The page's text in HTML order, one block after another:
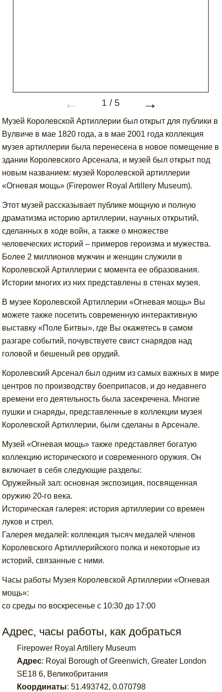
← 1 / 5 →
Музей Королевской Артиллерии был открыт для публики в
Вулвиче в мае 1820 года, а в мае 2001 года коллекция
музея артиллерии была перенесена в новое помещение в
здании Королевского Арсенала, и музей был открыт под
новым названием: музей Королевской артиллерии
«Огневая мощь» (Firepower Royal Artillery Museum).
Этот музей рассказывает публике мощную и полную
драматизма историю артиллерии, научных открытий,
сделанных в ходе войн, а также о множестве
человеческих историй – примеров героизма и мужества.
Более 2 миллионов мужчин и женщин служили в
Королевской Артиллерии с момента ее образования.
Истории многих из них представлены в стенах музея.
В музее Королевской Артиллерии «Огневая мощь» Вы
можете также посетить современную интерактивную
выставку «Поле Битвы», где Вы окажетесь в самом
разгаре событий, почувствуете свист снарядов над
головой и бешеный рев орудий.
Королевский Арсенал был одним из самых важных в мире
центров по производству боеприпасов, и до недавнего
времени его деятельность была засекречена. Многие
пушки и снаряды, представленные в коллекции музея
Королевской Артиллерии, были сделаны в Арсенале.
Музей «Огневая мощь» также представляет богатую
коллекцию исторического и современного оружия. Он
включает в себя следующие разделы:
Оружейный зал: основная экспозиция, посвященная
оружию 20-го века.
Историческая галерея: история артиллерии со времен
луков и стрел.
Галерея медалей: коллекция тысяч медалей членов
Королевского Артиллерийского полка и некоторые из
историй, связанные с ними.
Часы работы Музея Королевской Артиллерии «Огневая
мощь»:
со среды по воскресенье с 10:30 до 17:00
Адрес, часы работы, как добраться
Firepower Royal Artillery Museum
Адрес: Royal Borough of Greenwich, Greater London
SE18 6, Великобритания
Координаты: 51.493742,0.070798